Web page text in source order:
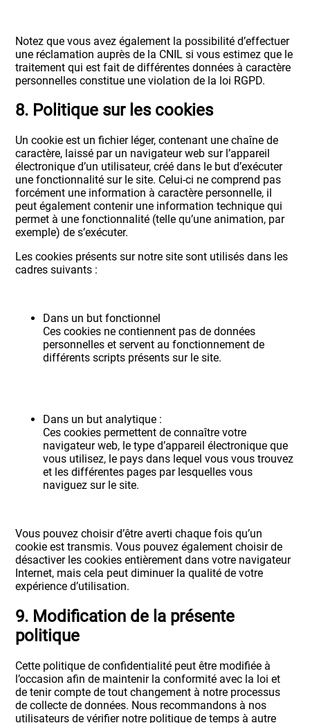
Notez que vous avez également la possibilité d’effectuer
une réclamation auprès de la CNIL si vous estimez que le
traitement qui est fait de différentes données à caractère
personnelles constitue une violation de la loi RGPD.
8. Politique sur les cookies
Un cookie est un fichier léger, contenant une chaîne de
caractère, laissé par un navigateur web sur l’appareil
électronique d’un utilisateur, créé dans le but d’exécuter
une fonctionnalité sur le site. Celui-ci ne comprend pas
forcément une information à caractère personnelle, il
peut également contenir une information technique qui
permet à une fonctionnalité (telle qu’une animation, par
exemple) de s’exécuter.
Les cookies présents sur notre site sont utilisés dans les
cadres suivants :
Dans un but fonctionnel
Ces cookies ne contiennent pas de données
personnelles et servent au fonctionnement de
différents scripts présents sur le site.
Dans un but analytique :
Ces cookies permettent de connaître votre
navigateur web, le type d’appareil électronique que
vous utilisez, le pays dans lequel vous vous trouvez
et les différentes pages par lesquelles vous
naviguez sur le site.
Vous pouvez choisir d’être averti chaque fois qu’un
cookie est transmis. Vous pouvez également choisir de
désactiver les cookies entièrement dans votre navigateur
Internet, mais cela peut diminuer la qualité de votre
expérience d’utilisation.
9. Modification de la présente
politique
Cette politique de confidentialité peut être modifiée à
l’occasion afin de maintenir la conformité avec la loi et
de tenir compte de tout changement à notre processus
de collecte de données. Nous recommandons à nos
utilisateurs de vérifier notre politique de temps à autre